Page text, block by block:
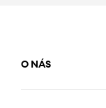
O NÁS